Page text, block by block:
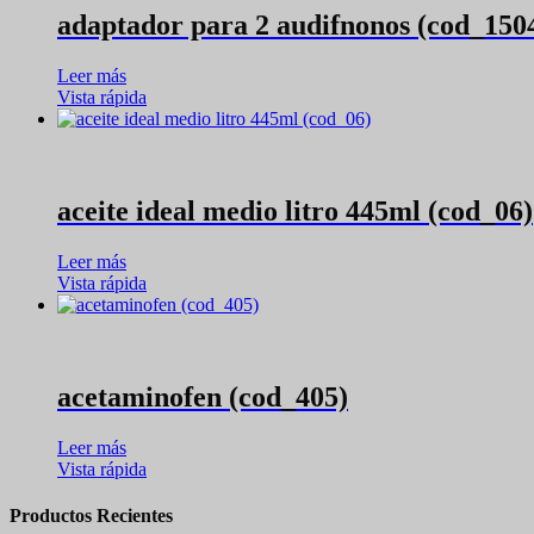
adaptador para 2 audifnonos
Leer más
Vista rápida
aceite ideal medio litro 445ml (cod_06)
Leer más
Vista rápida
acetaminofen (cod_405)
Leer más
Vista rápida
Productos Recientes